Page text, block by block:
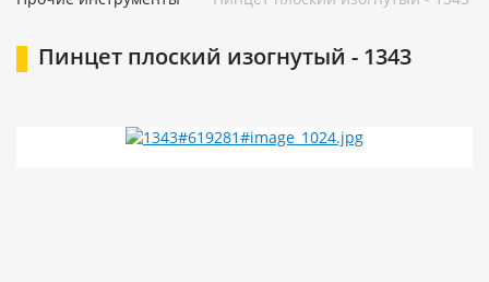
Пинцет плоский изогнутый - 1343